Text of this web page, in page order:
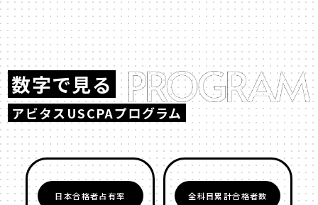
数字で見る
アビタスUSCPAプログラム
日本合格者占有率 全科目累計合格者数